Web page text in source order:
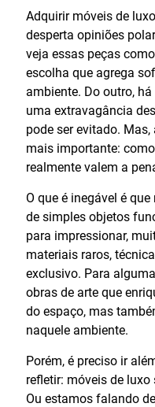
Adquirir móveis de
desperta opiniões
veja essas peças
escolha que agrega
ambiente. Do outro,
uma extravagância
pode ser evitado.
mais importante:
realmente valem a
O que é inegável é
de simples objetos
para impressionar,
materiais raros,
exclusivo. Para
obras de arte que
do espaço, mas
naquele ambiente.
Porém, é preciso ir
refletir: móveis de
Ou estamos falando